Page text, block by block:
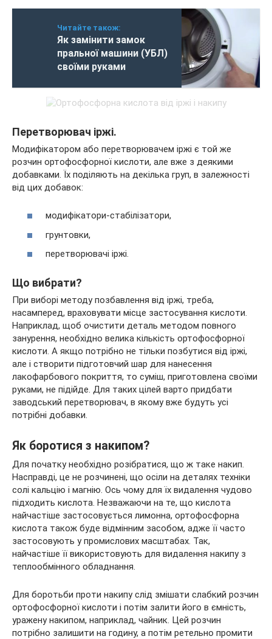
Читайте також:
Як замінити замок
пральної машини (УБЛ)
своїми руками
Перетворювач іржі.
Модифікатором або перетворювачем іржі є той же
розчин ортофосфорної кислоти, але вже з деякими
добавками. Їх поділяють на декілька груп, в залежності
від цих добавок:
модифікатори-стабілізатори,
грунтовки,
перетворювачі іржі.
Що вибрати?
При виборі методу позбавлення від іржі, треба,
насамперед, враховувати місце застосування кислоти.
Наприклад, щоб очистити деталь методом повного
занурення, необхідно велика кількість ортофосфорної
кислоти. А якщо потрібно не тільки позбутися від іржі,
але і створити підготовчий шар для нанесення
лакофарбового покриття, то суміш, приготовлена своїми
руками, не підійде. Для таких цілей варто придбати
заводський перетворювач, в якому вже будуть усі
потрібні добавки.
Як боротися з накипом?
Для початку необхідно розібратися, що ж таке накип.
Насправді, це не розчинені, що осіли на деталях техніки
солі кальцію і магнію. Ось чому для їх видалення чудово
підходить кислота. Незважаючи на те, що кислота
найчастіше застосовується лимонна, ортофосфорна
кислота також буде відмінним засобом, адже її часто
застосовують у промислових масштабах. Так,
найчастіше її використовують для видалення накипу з
теплообмінного обладнання.
Для боротьби проти накипу слід змішати слабкий розчин
ортофосфорної кислоти і потім залити його в ємність,
уражену накипом, наприклад, чайник. Цей розчин
потрібно залишити на годину, а потім ретельно промити